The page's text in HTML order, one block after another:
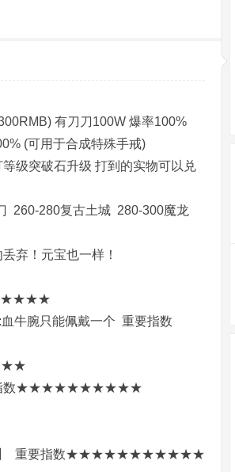
有刀刀100W 爆率100%
(可用于合成特殊手戒)
级突破石升级 打到的实物可以兑
260-280复古土城 280-300魔龙
弃！元宝也一样！
★★★★★
牛腕只能佩戴一个 重要指数
★★★
重要指数★★★★★★★★★★
一杀】 重要指数★★★★★★★★★★★